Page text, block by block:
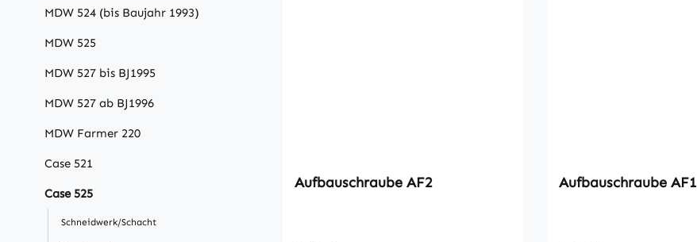
MDW 524 (bis Baujahr 1993)
MDW 525
MDW 527 bis BJ1995
MDW 527 ab BJ1996
MDW Farmer 220
Case 521
Case 525
Schneidwerk/Schacht
Aufbauschraube AF2 Aufbauschraube AF1